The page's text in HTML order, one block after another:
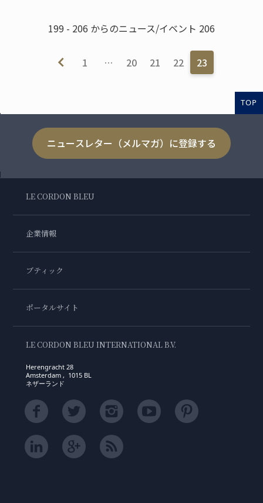
199 - 206 からのニュース/イベント 206
1 … 20 21 22 23
TOP
ニュースレター（メルマガ）に登録する
LE CORDON BLEU
企業情報
ブティック
ポータルサイト
LE CORDON BLEU INTERNATIONAL B.V.
Herengracht 28
Amsterdam , 1015 BL
ネザーランド